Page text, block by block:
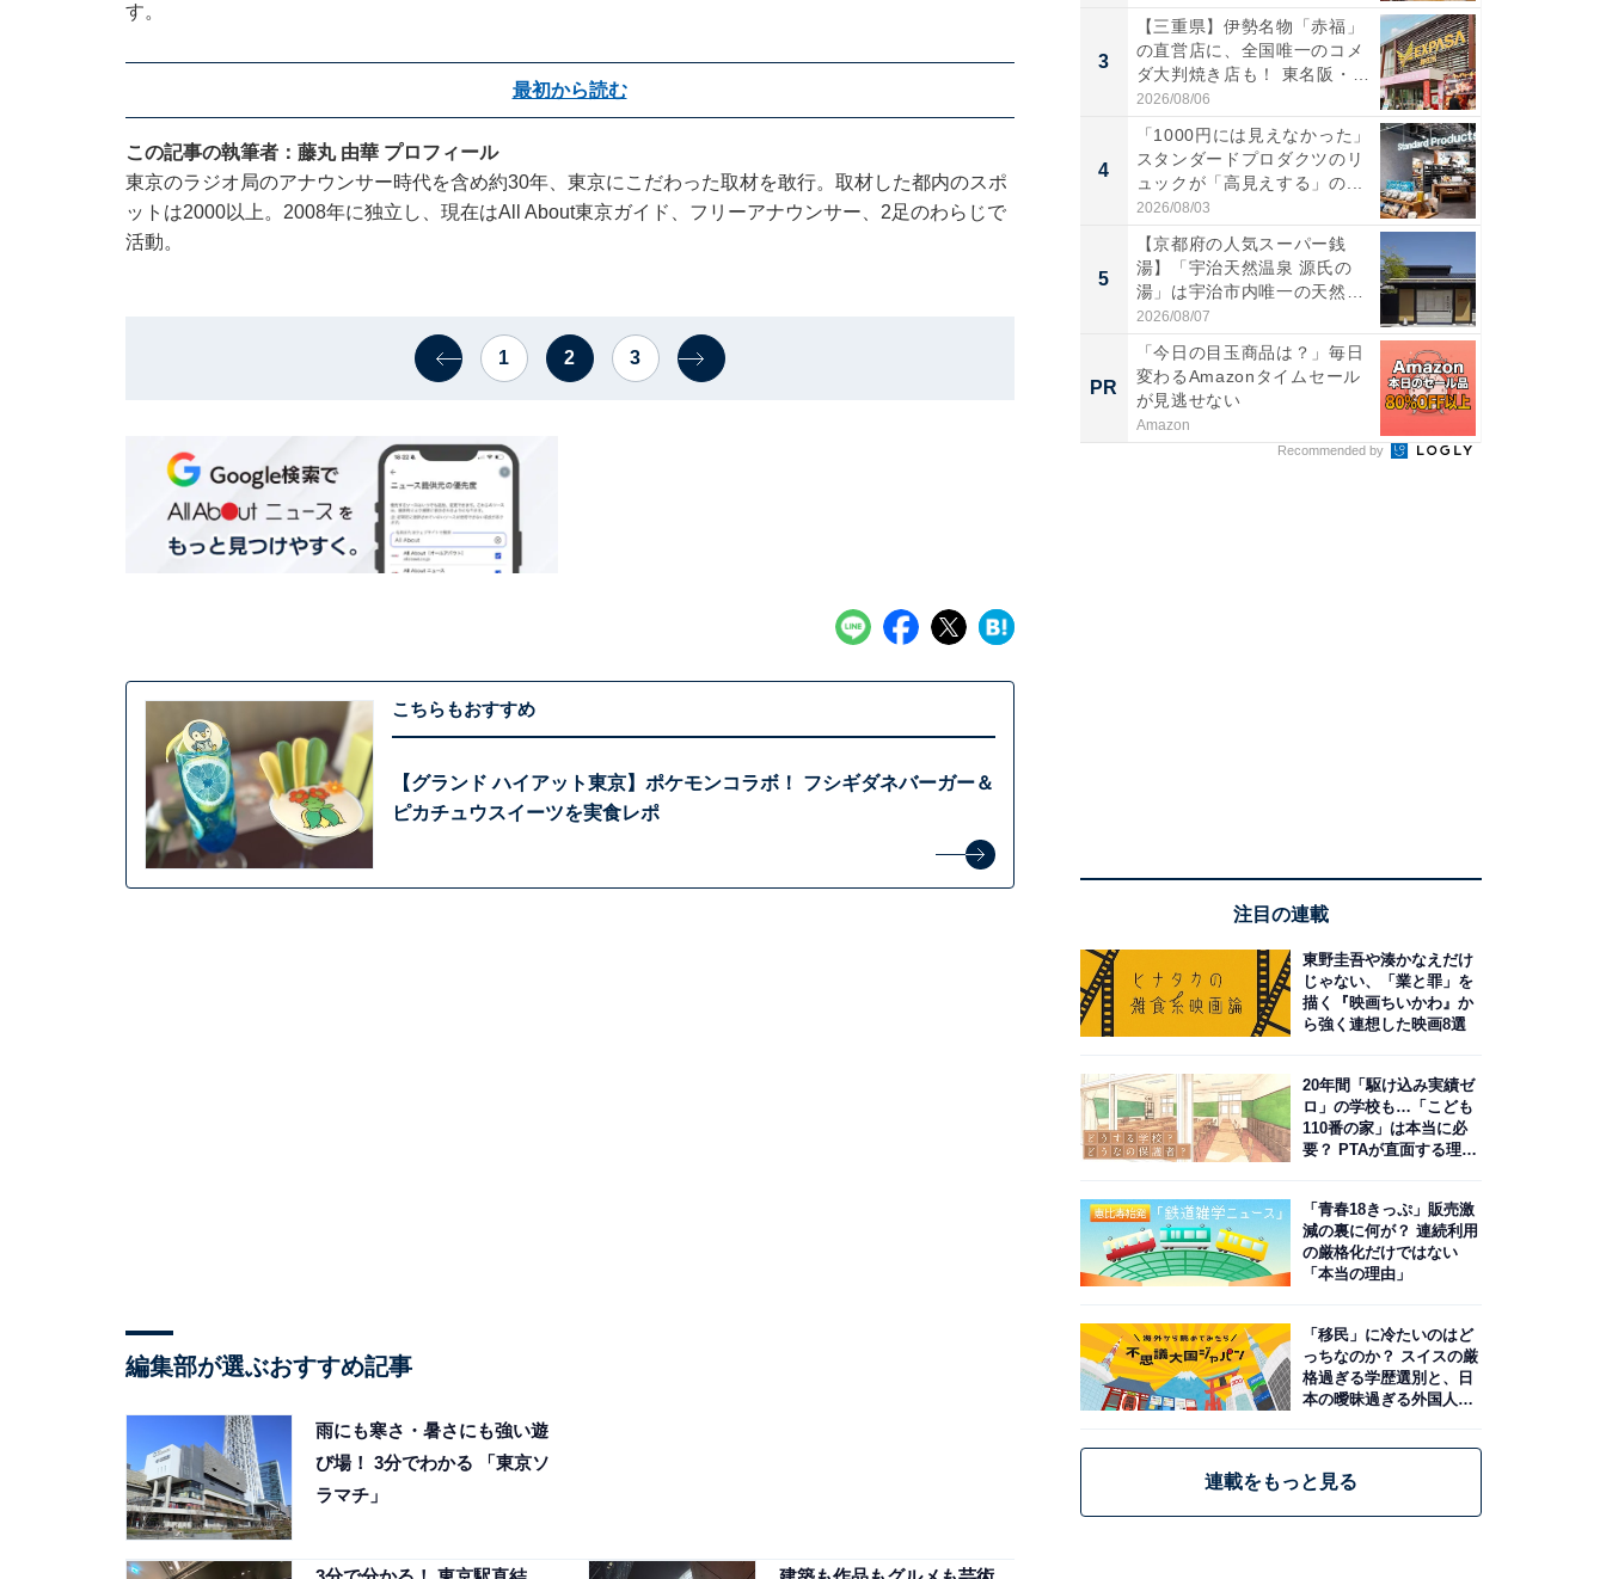
す。
最初から読む
この記事の執筆者：藤丸 由華 プロフィール
東京のラジオ局のアナウンサー時代を含め約30年、東京にこだわった取材を敢行。取材した都内のスポ
ットは2000以上。2008年に独立し、現在はAll About東京ガイド、フリーアナウンサー、2足のわらじで
活動。
1 2 3
こちらもおすすめ
【グランド ハイアット東京】ポケモンコラボ！ フシギダネバーガー＆
ピカチュウスイーツを実食レポ
編集部が選ぶおすすめ記事
雨にも寒さ・暑さにも強い遊
び場！ 3分でわかる 「東京ソ
ラマチ」
3
【三重県】伊勢名物「赤福」
の直営店に、全国唯一のコメ
ダ大判焼き店も！ 東名阪・
伊...
2026/08/06
4
「1000円には見えなかった」
スタンダードプロダクツのリ
ュックが「高見えする」の...
2026/08/03
5
【京都府の人気スーパー銭
湯】「宇治天然温泉 源氏の
湯」は宇治市内唯一の天然温
泉と...
2026/08/07
PR
「今日の目玉商品は？」毎日
変わるAmazonタイムセール
が見逃せない
Amazon
Recommended by
注目の連載
東野圭吾や湊かなえだけ
じゃない、「業と罪」を
描く『映画ちいかわ』か
ら強く連想した映画8選
20年間「駆け込み実績ゼ
ロ」の学校も…「こども
110番の家」は本当に必
要？ PTAが直面する理想
「青春18きっぷ」販売激
減の裏に何が？ 連続利用
の厳格化だけではない
「本当の理由」
「移民」に冷たいのはど
っちなのか？ スイスの厳
格過ぎる学歴選別と、日
本の曖昧過ぎる外国人政
連載をもっと見る